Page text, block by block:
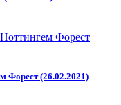
Форест (26.02.2021)